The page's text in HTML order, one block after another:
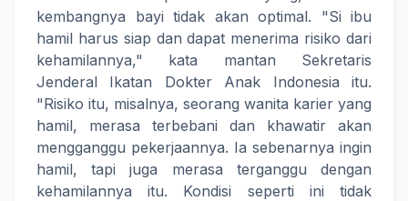
kembangnya bayi tidak akan optimal. "Si ibu
hamil harus siap dan dapat menerima risiko dari
kehamilannya," kata mantan Sekretaris
Jenderal Ikatan Dokter Anak Indonesia itu.
"Risiko itu, misalnya, seorang wanita karier yang
hamil, merasa terbebani dan khawatir akan
mengganggu pekerjaannya. Ia sebenarnya ingin
hamil, tapi juga merasa terganggu dengan
kehamilannya itu. Kondisi seperti ini tidak